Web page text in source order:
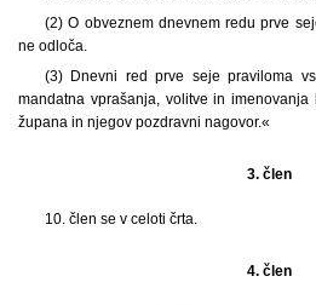
(2) O obveznem dnevnem redu prve
ne odloča.
(3) Dnevni red prve seje praviloma
mandatna vprašanja, volitve in
župana in njegov pozdravni nagovor.«
3. člen
10. člen se v celoti črta.
4. člen